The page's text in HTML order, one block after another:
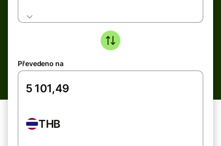
Převedeno na
THB